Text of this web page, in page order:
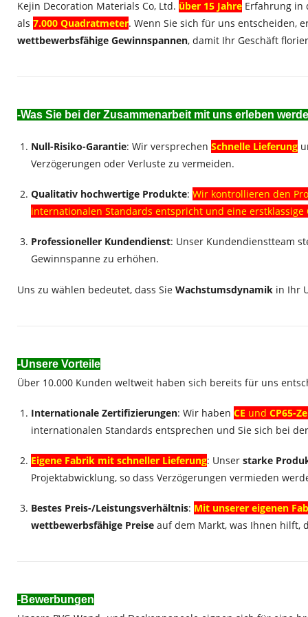
Kejin Decoration Materials Co, Ltd. über 15 Jahre Erfahrung
als 7.000 Quadratmeter. Wenn Sie sich für uns entscheiden,
wettbewerbsfähige Gewinnspannen, damit Ihr Geschäft
-Was Sie bei der Zusammenarbeit mit uns erleben
Null-Risiko-Garantie: Wir versprechen Schnelle Lieferung
Verzögerungen oder Verluste zu vermeiden.
Qualitativ hochwertige Produkte: Wir kontrollieren den
internationalen Standards entspricht und eine
Professioneller Kundendienst: Unser Kundendienstteam
Gewinnspanne zu erhöhen.
Uns zu wählen bedeutet, dass Sie Wachstumsdynamik in Ihr
-Unsere Vorteile
Über 10.000 Kunden weltweit haben sich bereits für uns
Internationale Zertifizierungen: Wir haben CE und CP65-
internationalen Standards entsprechen und Sie sich bei
Eigene Fabrik mit schneller Lieferung: Unser starke
Projektabwicklung, so dass Verzögerungen vermieden
Bestes Preis-/Leistungsverhältnis: Mit unserer eigenen
wettbewerbsfähige Preise auf dem Markt, was Ihnen hilft,
-Bewerbungen